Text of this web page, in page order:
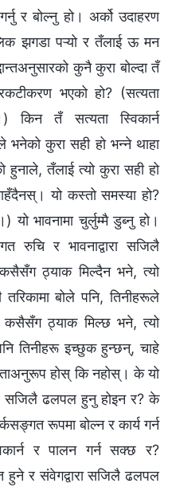
र बोल्नु हो। अर्को उदाहरण
झगडा पऱ्यो र तँलाई ऊ मन
कुनै कुरा बोल्दा तँ
भएको हो? (सत्यता
किन तँ सत्यता स्विकार्न
कुरा सही हो भन्‍ने थाहा
तँलाई त्यो कुरा सही हो
यो कस्तो समस्या हो?
यो भावनामा चुर्लुम्मै डुब्नु हो।
रुचि र भावनाद्वारा सजिलै
ठ्याक मिल्दैन भने, त्यो
बोले पनि, तिनीहरूले
कसैसँग ठ्याक मिल्छ भने, त्यो
तिनीहरू इच्छुक हुन्छन्, चाहे
होस् कि नहोस्। के यो
सजिलै ढलपल हुनु होइन र? के
रूपमा बोल्न र कार्य गर्न
र पालन गर्न सक्छ र?
हुने र संवेगद्वारा सजिलै ढलपल